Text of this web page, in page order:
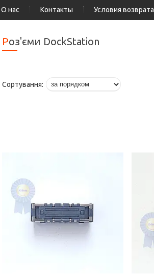
О нас Контакты Условия возврата
Роз'єми DockStation